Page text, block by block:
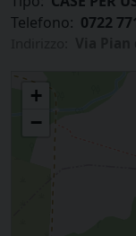
Telefono: 0722
Casa di Pian dei Prati a
+
−